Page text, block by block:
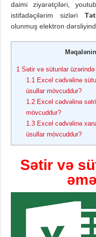
daimi ziyarətçiləri,
istifadəçilərim sizləri
olunmuş elektron
1 Sətir və sütunlar
1.1 Excel cədvəlinə
üsullar mövcuddur?
1.2 Excel cədvəlinə
mövcuddur?
1.3 Excel cədvəlinə
üsullar mövcuddur?
Sətir və